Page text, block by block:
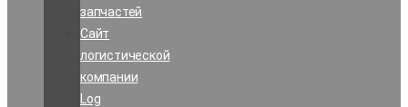
запчастей
Сайт
логистической
компании
Log